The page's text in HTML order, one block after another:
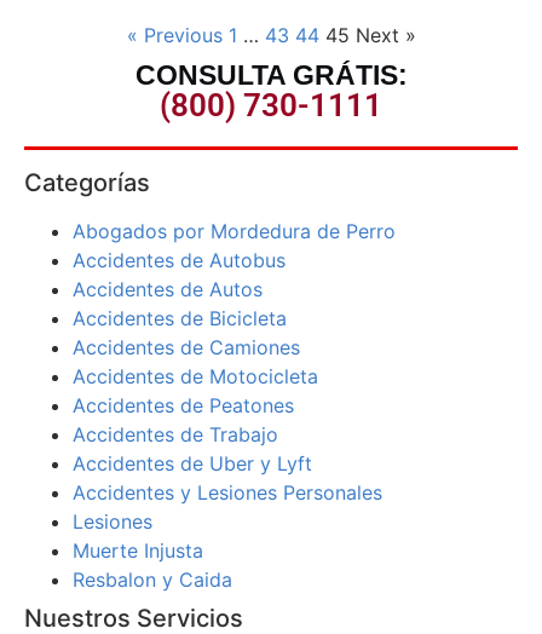
« Previous 1 … 43 44 45 Next »
CONSULTA GRÁTIS:
(800) 730-1111
Categorías
Abogados por Mordedura de Perro
Accidentes de Autobus
Accidentes de Autos
Accidentes de Bicicleta
Accidentes de Camiones
Accidentes de Motocicleta
Accidentes de Peatones
Accidentes de Trabajo
Accidentes de Uber y Lyft
Accidentes y Lesiones Personales
Lesiones
Muerte Injusta
Resbalon y Caida
Nuestros Servicios